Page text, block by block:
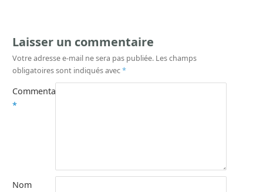
Laisser un commentaire
Votre adresse e-mail ne sera pas publiée. Les champs
obligatoires sont indiqués avec*
Commentaire
*
Nom